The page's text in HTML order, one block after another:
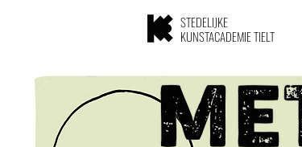
STEDELIJKE
KUNSTACADEMIE TIELT